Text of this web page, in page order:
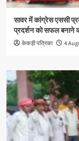
सावर में कांग्रेस एससी
प्रदर्शन को सफल बनाने
केकड़ी पत्रिका 4